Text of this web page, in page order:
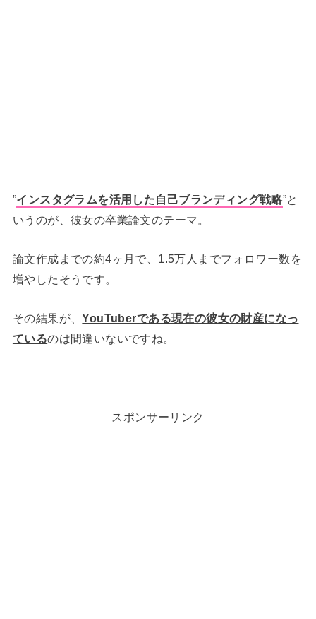
”インスタグラムを活用した自己ブランディング戦略”と
いうのが、彼女の卒業論文のテーマ。
論文作成までの約4ヶ月で、1.5万人までフォロワー数を
増やしたそうです。
その結果が、YouTuberである現在の彼女の財産になっ
ているのは間違いないですね。
スポンサーリンク